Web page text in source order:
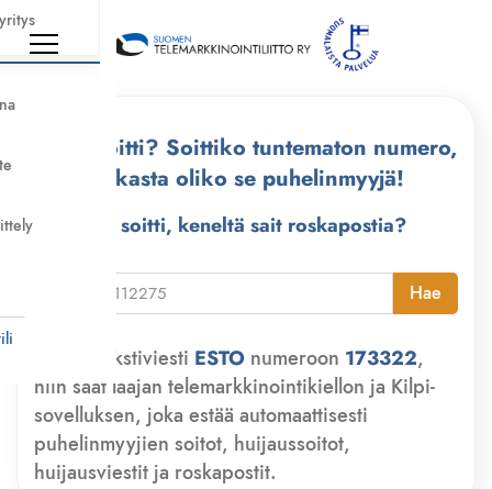
Kuka soitti? Soittiko tuntematon numero,
tarkasta oliko se puhelinmyyjä!
Kuka soitti, keneltä sait roskapostia?
Hae
Lähetä tekstiviesti ESTO numeroon 173322,
niin saat laajan telemarkkinointikiellon ja Kilpi-
sovelluksen, joka estää automaattisesti
puhelinmyyjien soitot, huijaussoitot,
huijausviestit ja roskapostit.